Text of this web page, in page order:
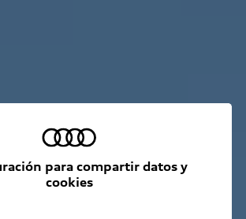
para compartir datos y
cookies